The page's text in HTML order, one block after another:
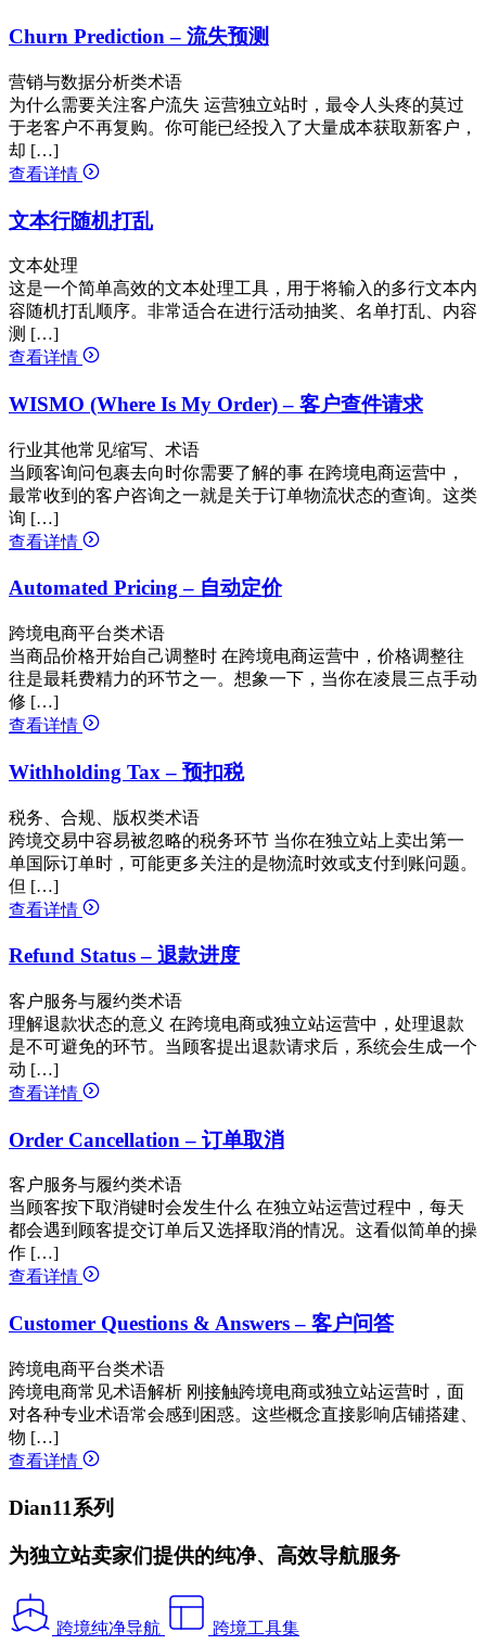
Churn Prediction – 流失预测
营销与数据分析类术语
为什么需要关注客户流失 运营独立站时，最令人头疼的莫过
于老客户不再复购。你可能已经投入了大量成本获取新客户，
却 […]
查看详情
文本行随机打乱
文本处理
这是一个简单高效的文本处理工具，用于将输入的多行文本内
容随机打乱顺序。非常适合在进行活动抽奖、名单打乱、内容
测 […]
查看详情
WISMO (Where Is My Order) – 客户查件请求
行业其他常见缩写、术语
当顾客询问包裹去向时你需要了解的事 在跨境电商运营中，
最常收到的客户咨询之一就是关于订单物流状态的查询。这类
询 […]
查看详情
Automated Pricing – 自动定价
跨境电商平台类术语
当商品价格开始自己调整时 在跨境电商运营中，价格调整往
往是最耗费精力的环节之一。想象一下，当你在凌晨三点手动
修 […]
查看详情
Withholding Tax – 预扣税
税务、合规、版权类术语
跨境交易中容易被忽略的税务环节 当你在独立站上卖出第一
单国际订单时，可能更多关注的是物流时效或支付到账问题。
但 […]
查看详情
Refund Status – 退款进度
客户服务与履约类术语
理解退款状态的意义 在跨境电商或独立站运营中，处理退款
是不可避免的环节。当顾客提出退款请求后，系统会生成一个
动 […]
查看详情
Order Cancellation – 订单取消
客户服务与履约类术语
当顾客按下取消键时会发生什么 在独立站运营过程中，每天
都会遇到顾客提交订单后又选择取消的情况。这看似简单的操
作 […]
查看详情
Customer Questions & Answers – 客户问答
跨境电商平台类术语
跨境电商常见术语解析 刚接触跨境电商或独立站运营时，面
对各种专业术语常会感到困惑。这些概念直接影响店铺搭建、
物 […]
查看详情
Dian11系列
为独立站卖家们提供的纯净、高效导航服务
跨境纯净导航 跨境工具集